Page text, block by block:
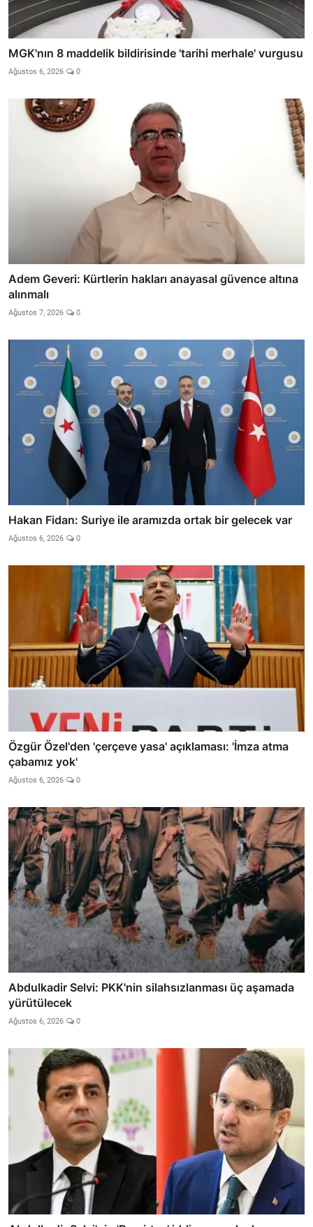
MGK'nın 8 maddelik bildirisinde 'tarihi merhale' vurgusu
Ağustos 6, 2026 0
Adem Geveri: Kürtlerin hakları anayasal güvence altına
alınmalı
Ağustos 7, 2026 0
Hakan Fidan: Suriye ile aramızda ortak bir gelecek var
Ağustos 6, 2026 0
Özgür Özel'den 'çerçeve yasa' açıklaması: 'İmza atma
çabamız yok'
Ağustos 6, 2026 0
Abdulkadir Selvi: PKK'nin silahsızlanması üç aşamada
yürütülecek
Ağustos 6, 2026 0